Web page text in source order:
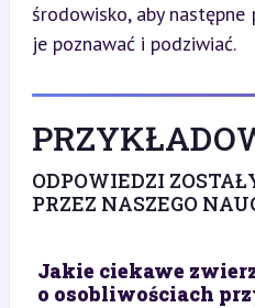
środowisko, aby
je poznawać i podziwiać.
ODPOWIEDZI
PRZEZ NASZEGO
Jakie ciekawe
o osobliwościach